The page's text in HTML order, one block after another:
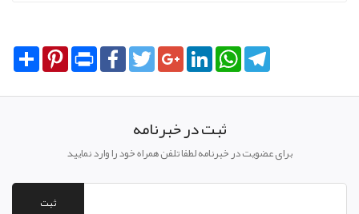
Share PinterestPrint FacebookTwitterGoogle+LinkedInWhatsApp
ثبت در خبرنامه
برای عضویت در خبرنامه لطفا تلفن همراه خود را وارد نمایید
ثبت